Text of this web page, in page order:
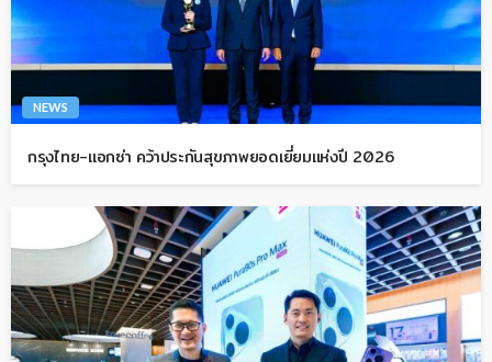
NEWS
กรุงไทย-แอกซ่า คว้าประกันสุขภาพยอดเยี่ยมแห่งปี 2026